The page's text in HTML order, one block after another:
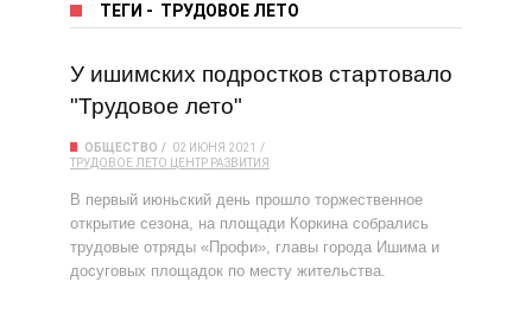
ТЕГИ - ТРУДОВОЕ ЛЕТО
У ишимских подростков стартовало
"Трудовое лето"
ОБЩЕСТВО
02 ИЮНЯ 2021
ТРУДОВОЕ ЛЕТО
ЦЕНТР РАЗВИТИЯ
В первый июньский день прошло торжественное
открытие сезона, на площади Коркина собрались
трудовые отряды «Профи», главы города Ишима и
досуговых площадок по месту жительства.